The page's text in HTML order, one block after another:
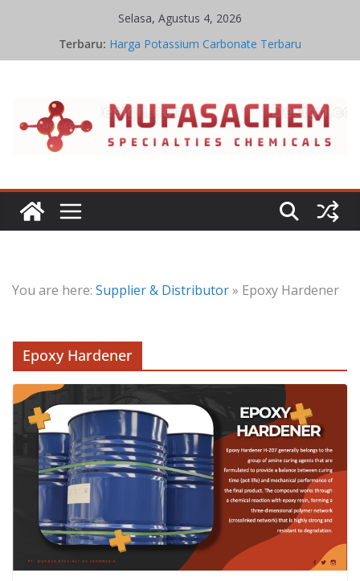
Selasa, Agustus 4, 2026
Terbaru: Harga Potassium Carbonate Terbaru
Stoikiometri Iron Oxide
Jual Potassium Carbonate
You are here: Supplier & Distributor» Epoxy Hardener
Epoxy Hardener